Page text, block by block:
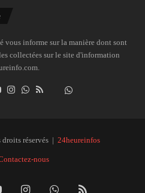
informe sur la manière dont sont
collectées sur le site d'information
YouTubeInstagramWhatsAppDailymotion
réservés | 24heureinfos
nous
YouTubeInstagramWhatsApp
RSS